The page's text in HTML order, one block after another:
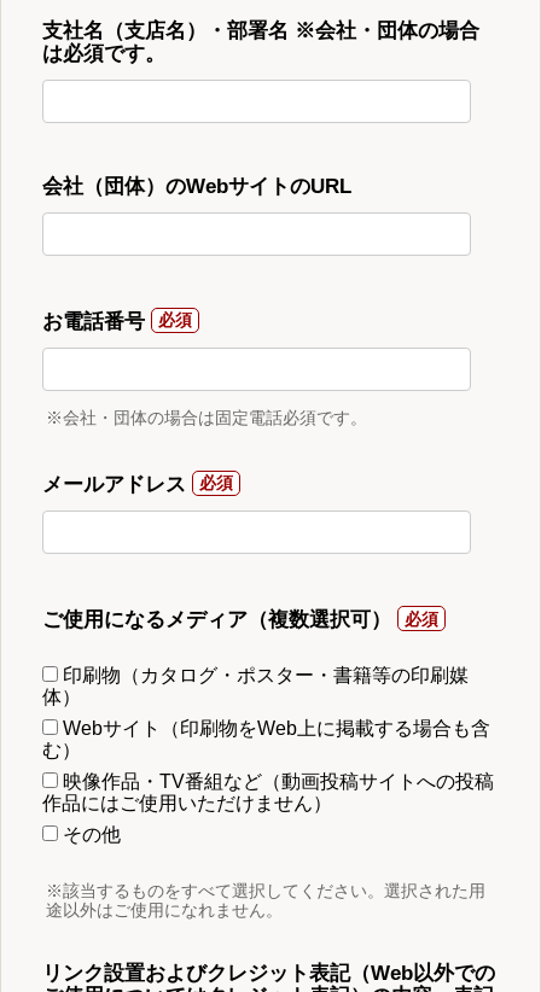
支社名（支店名）・部署名 ※会社・団体の場合
は必須です。
会社（団体）のWebサイトのURL
お電話番号
※会社・団体の場合は固定電話必須です。
メールアドレス
ご使用になるメディア（複数選択可）
印刷物（カタログ・ポスター・書籍等の印刷媒
体）
Webサイト（印刷物をWeb上に掲載する場合も含
む）
映像作品・TV番組など（動画投稿サイトへの投稿
作品にはご使用いただけません）
その他
※該当するものをすべて選択してください。選択された用
途以外はご使用になれません。
リンク設置およびクレジット表記（Web以外での